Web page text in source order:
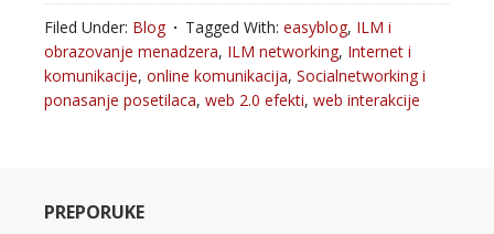
Filed Under: Blog Tagged With: easyblog, ILM i
obrazovanje menadzera, ILM networking, Internet i
komunikacije, online komunikacija, Socialnetworking i
ponasanje posetilaca, web 2.0 efekti, web interakcije
PREPORUKE